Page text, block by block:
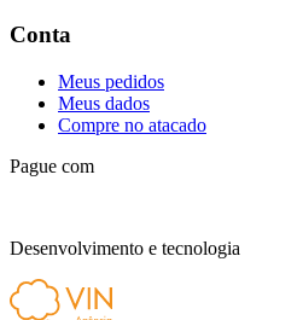
Conta
Meus pedidos
Meus dados
Compre no atacado
Pague com
Desenvolvimento e tecnologia